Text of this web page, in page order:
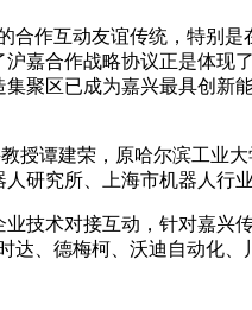
合作互动友谊传统，特别
嘉合作战略协议正是体
聚区已成为嘉兴最具创新
授谭建荣，原哈尔滨工业
人研究所、上海市机器人行
技术对接互动，针对嘉兴
、德梅柯、沃迪自动化